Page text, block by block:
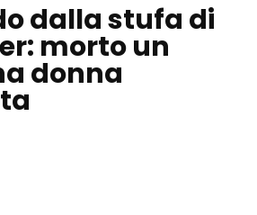
dalla stufa di
morto un
donna